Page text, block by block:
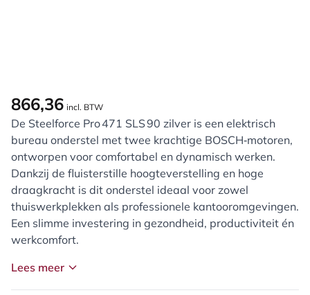
866,36 incl. BTW
De Steelforce Pro 471 SLS 90 zilver is een elektrisch
bureau onderstel met twee krachtige BOSCH‑motoren,
ontworpen voor comfortabel en dynamisch werken.
Dankzij de fluisterstille hoogteverstelling en hoge
draagkracht is dit onderstel ideaal voor zowel
thuiswerkplekken als professionele kantooromgevingen.
Een slimme investering in gezondheid, productiviteit én
werkcomfort.
Lees meer